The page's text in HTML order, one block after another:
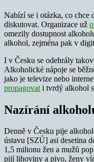
Nabízí se i otázka, co chce
diskutovat. Organizace už
omezily dostupnost
alkohol, zejména pak v
I v Česku se odehrály
Alkoholické nápoje se
jako je televize nebo
propagovat i tvrdý alkohol
Nazírání
Denně v Česku pije
ústavu [SZÚ] asi desetina
1,5 milionu žen a mužů
pijí lihoviny a pivo, ženy